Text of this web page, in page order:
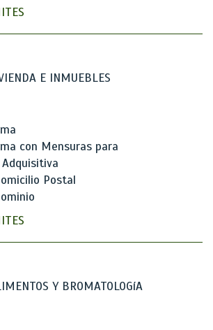
E INMUEBLES
con Mensuras para
Postal
Y BROMATOLOGíA